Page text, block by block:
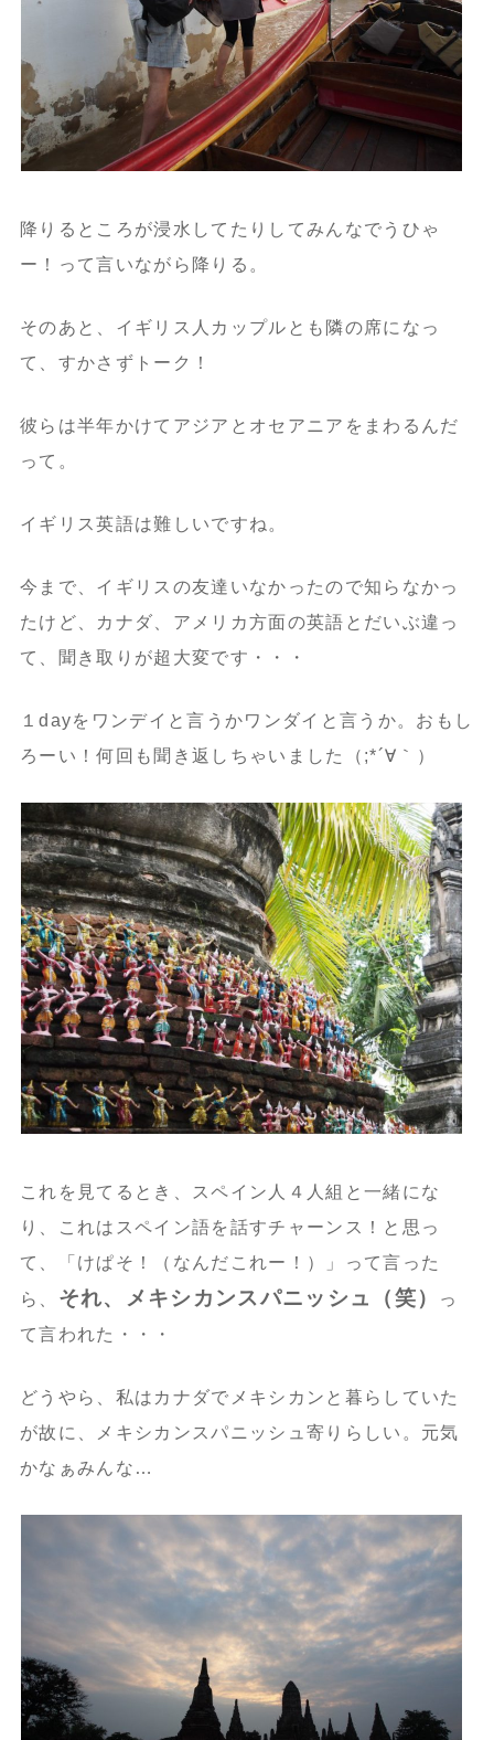
降りるところが浸水してたりしてみんなでうひゃ
ー！って言いながら降りる。
そのあと、イギリス人カップルとも隣の席になっ
て、すかさずトーク！
彼らは半年かけてアジアとオセアニアをまわるんだ
って。
イギリス英語は難しいですね。
今まで、イギリスの友達いなかったので知らなかっ
たけど、カナダ、アメリカ方面の英語とだいぶ違っ
て、聞き取りが超大変です・・・
１dayをワンデイと言うかワンダイと言うか。おもし
ろーい！何回も聞き返しちゃいました（;*´∀｀）
これを見てるとき、スペイン人４人組と一緒にな
り、これはスペイン語を話すチャーンス！と思っ
て、「けぱそ！（なんだこれー！）」って言った
ら、 それ、メキシカンスパニッシュ（笑）
っ
て言われた・・・
どうやら、私はカナダでメキシカンと暮らしていた
が故に、メキシカンスパニッシュ寄りらしい。元気
かなぁみんな…